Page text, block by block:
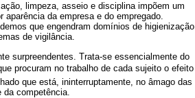
limpeza, asseio e disciplina impõem um
da empresa e do empregado.
que engendram domínios de higienização
de vigilância.
surpreendentes. Trata-se essencialmente do
procuram no trabalho de cada sujeito o efeito
que está, ininterruptamente, no âmago das
competência.